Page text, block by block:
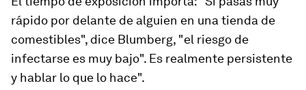
rápido por delante de alguien en una tienda de
comestibles", dice Blumberg, "el riesgo de
infectarse es muy bajo". Es realmente persistente
y hablar lo que lo hace".